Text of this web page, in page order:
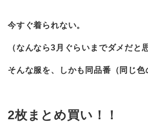
今すぐ着られない。
（なんなら3月ぐらいまでダメだと
そんな服を、しかも同品番（同じ色
2枚まとめ買い！！